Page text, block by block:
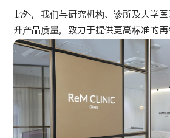
关于JMHC
面向国际患者
关于日本医疗
就诊流程
医疗项目检索
此外，我们与研究机构、诊所及大学
升产品质量，致力于提供更高标准的再